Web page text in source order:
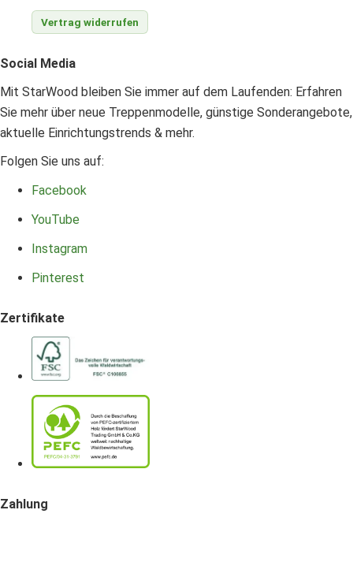
Vertrag widerrufen
Social Media
Mit StarWood bleiben Sie immer auf dem Laufenden: Erfahren
Sie mehr über neue Treppenmodelle, günstige Sonderangebote,
aktuelle Einrichtungstrends & mehr.
Folgen Sie uns auf:
Facebook
YouTube
Instagram
Pinterest
Zertifikate
Zahlung